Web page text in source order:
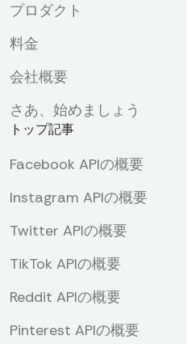
プロダクト
料金
会社概要
さあ、始めましょう
トップ記事
Facebook APIの概要
Instagram APIの概要
Twitter APIの概要
TikTok APIの概要
Reddit APIの概要
Pinterest APIの概要